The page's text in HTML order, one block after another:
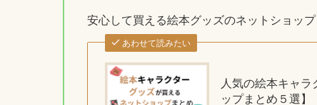
安心して買える絵本グッズのネットショッ
あわせて読みたい
人気の絵本キャ
ップまとめ５選】